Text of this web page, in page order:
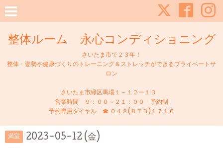
整体ルーム 永心コンディショニング
さいたま市で２３年！
整体・姿勢や健康づくりのトレーニング＆ストレッチができるプライベートサ
ロン
さいたま市緑区馬場１－１２ー１３
営業時間 ９：００～２１：００ 予約制
予約専用ダイヤル ☎ ０４８(８７３)１７１６
満室 2023-05-12 (金)